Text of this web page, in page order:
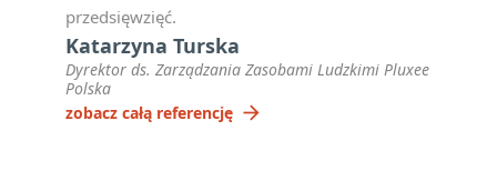
przedsięwzięć.
Katarzyna Turska
Dyrektor ds. Zarządzania Zasobami Ludzkimi Pluxee
Polska
zobacz całą referencję arrow_forward